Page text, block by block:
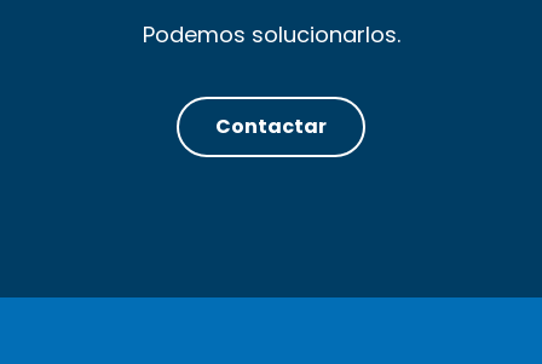
Podemos solucionarlos.
Contactar